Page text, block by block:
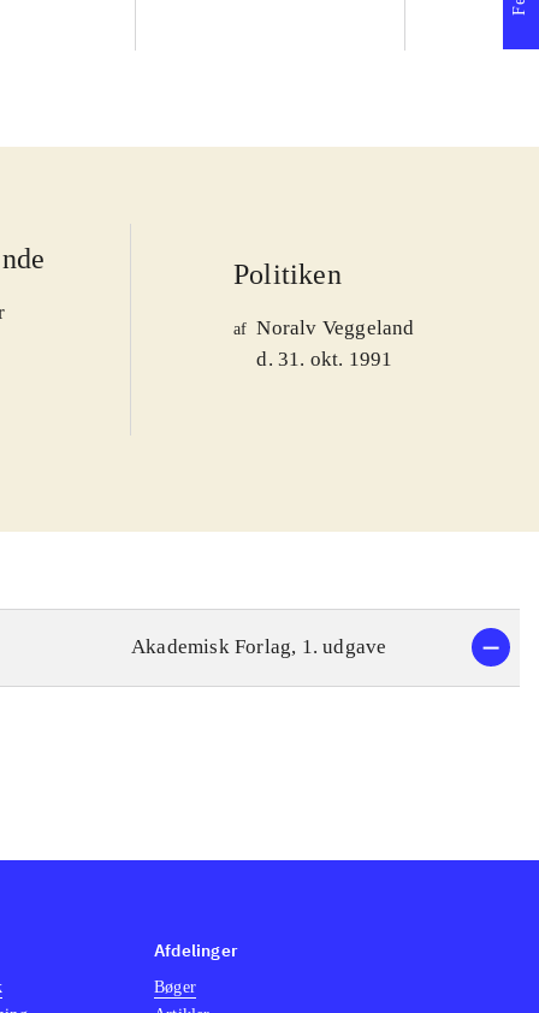
Politiken
af Noralv Veggeland
d. 31. okt. 1991
Akademisk Forlag, 1. udgave
Afdelinger
Bøger